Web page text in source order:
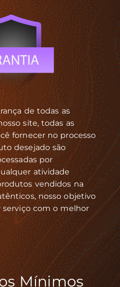
de todas as
site, todas as
fornecer no processo
desejado são
por
atividade
vendidos na
nosso objetivo
com o melhor
Mínimos